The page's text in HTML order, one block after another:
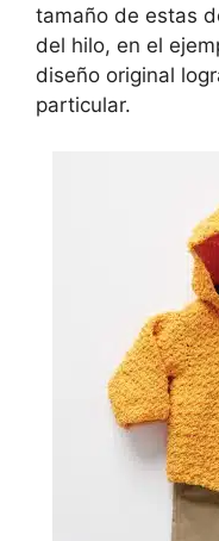
tamaño de estas
del hilo, en el
diseño original
particular.